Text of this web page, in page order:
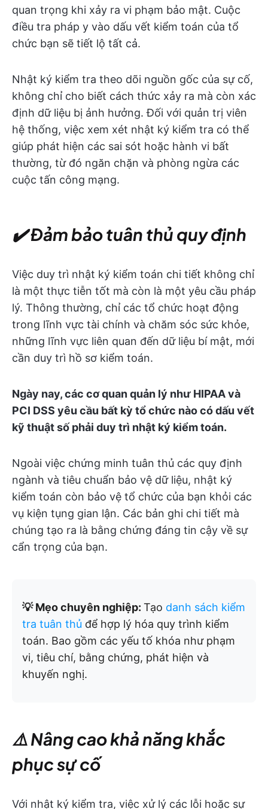
quan trọng khi xảy ra vi phạm bảo mật. Cuộc
điều tra pháp y vào dấu vết kiểm toán của tổ
chức bạn sẽ tiết lộ tất cả.
Nhật ký kiểm tra theo dõi nguồn gốc của sự cố,
không chỉ cho biết cách thức xảy ra mà còn xác
định dữ liệu bị ảnh hưởng. Đối với quản trị viên
hệ thống, việc xem xét nhật ký kiểm tra có thể
giúp phát hiện các sai sót hoặc hành vi bất
thường, từ đó ngăn chặn và phòng ngừa các
cuộc tấn công mạng.
✔️ Đảm bảo tuân thủ quy định
Việc duy trì nhật ký kiểm toán chi tiết không chỉ
là một thực tiễn tốt mà còn là một yêu cầu pháp
lý. Thông thường, chỉ các tổ chức hoạt động
trong lĩnh vực tài chính và chăm sóc sức khỏe,
những lĩnh vực liên quan đến dữ liệu bí mật, mới
cần duy trì hồ sơ kiểm toán.
Ngày nay, các cơ quan quản lý như HIPAA và
PCI DSS yêu cầu bất kỳ tổ chức nào có dấu vết
kỹ thuật số phải duy trì nhật ký kiểm toán.
Ngoài việc chứng minh tuân thủ các quy định
ngành và tiêu chuẩn bảo vệ dữ liệu, nhật ký
kiểm toán còn bảo vệ tổ chức của bạn khỏi các
vụ kiện tụng gian lận. Các bản ghi chi tiết mà
chúng tạo ra là bằng chứng đáng tin cậy về sự
cẩn trọng của bạn.
💡 Mẹo chuyên nghiệp: Tạo danh sách kiểm
tra tuân thủ để hợp lý hóa quy trình kiểm
toán. Bao gồm các yếu tố khóa như phạm
vi, tiêu chí, bằng chứng, phát hiện và
khuyến nghị.
⚠️ Nâng cao khả năng khắc
phục sự cố
Với nhật ký kiểm tra, việc xử lý các lỗi hoặc sự